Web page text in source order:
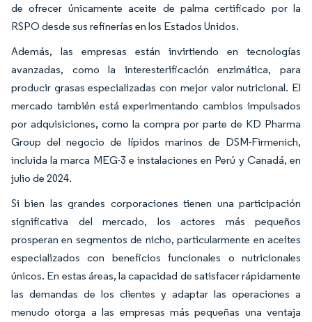
de ofrecer únicamente aceite de palma certificado por la
RSPO desde sus refinerías en los Estados Unidos.
Además, las empresas están invirtiendo en tecnologías
avanzadas, como la interesterificación enzimática, para
producir grasas especializadas con mejor valor nutricional. El
mercado también está experimentando cambios impulsados
por adquisiciones, como la compra por parte de KD Pharma
Group del negocio de lípidos marinos de DSM-Firmenich,
incluida la marca MEG-3 e instalaciones en Perú y Canadá, en
julio de 2024.
Si bien las grandes corporaciones tienen una participación
significativa del mercado, los actores más pequeños
prosperan en segmentos de nicho, particularmente en aceites
especializados con beneficios funcionales o nutricionales
únicos. En estas áreas, la capacidad de satisfacer rápidamente
las demandas de los clientes y adaptar las operaciones a
menudo otorga a las empresas más pequeñas una ventaja